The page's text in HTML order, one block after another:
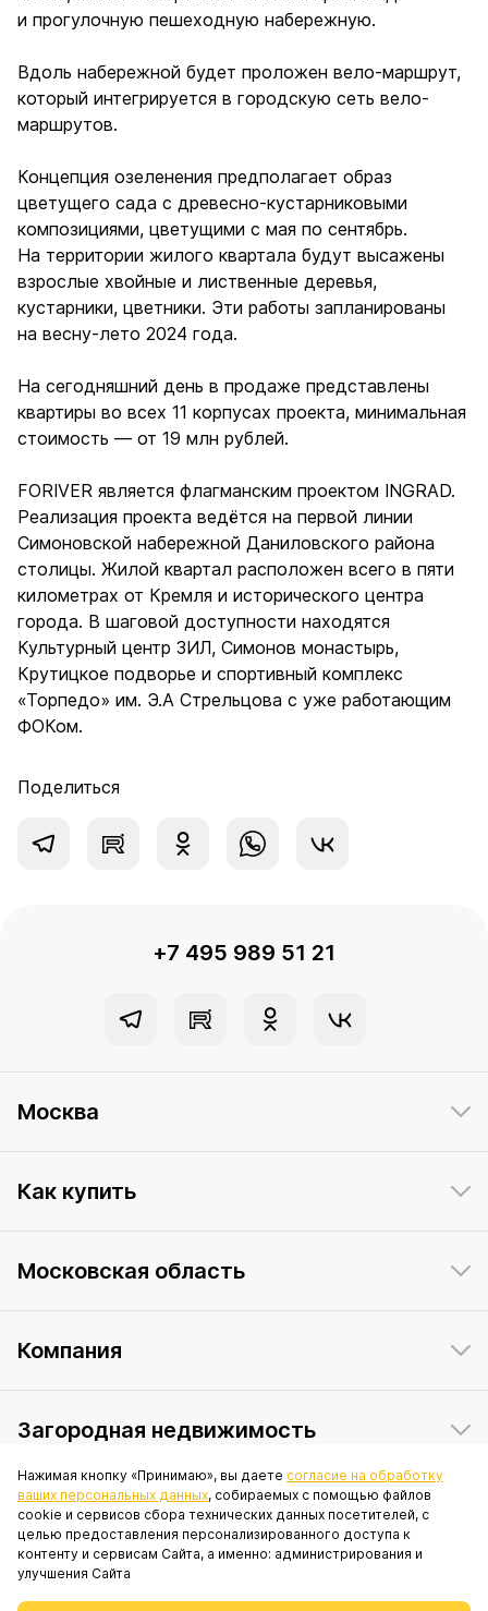
и прогулочную пешеходную набережную.
Вдоль набережной будет проложен вело-маршрут,
который интегрируется в городскую сеть вело-
маршрутов.
Концепция озеленения предполагает образ
цветущего сада с древесно-кустарниковыми
композициями, цветущими с мая по сентябрь.
На территории жилого квартала будут высажены
взрослые хвойные и лиственные деревья,
кустарники, цветники. Эти работы запланированы
на весну-лето 2024 года.
На сегодняшний день в продаже представлены
квартиры во всех 11 корпусах проекта, минимальная
стоимость — от 19 млн рублей.
FORIVER является флагманским проектом INGRAD.
Реализация проекта ведётся на первой линии
Симоновской набережной Даниловского района
столицы. Жилой квартал расположен всего в пяти
километрах от Кремля и исторического центра
города. В шаговой доступности находятся
Культурный центр ЗИЛ, Симонов монастырь,
Крутицкое подворье и спортивный комплекс
«Торпедо» им. Э.А Стрельцова с уже работающим
ФОКом.
Поделиться
+7 495 989 51 21
Москва
Как купить
Московская область
Компания
Загородная недвижимость
Данный интернет-сайт носит исключительно информационный
характер и ни при каких условиях не является публичной офертой,
определяемой положениями статьи 437 Гражданского кодекса
Российской Федерации. © 2026 ПАО «ИНГРАД», адрес: 119017, г.
Нажимая кнопку «Принимаю», вы даете согласие на обработку
ваших персональных данных, собираемых с помощью файлов
cookie и сервисов сбора технических данных посетителей, с
целью предоставления персонализированного доступа к
контенту и сервисам Сайта, а именно: администрирования и
улучшения Сайта